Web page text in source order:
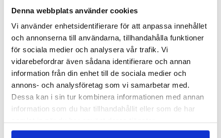
Denna webbplats använder cookies
Vi använder enhetsidentifierare för att anpassa innehållet
och annonserna till användarna, tillhandahålla funktioner
för sociala medier och analysera vår trafik. Vi
vidarebefordrar även sådana identifierare och annan
information från din enhet till de sociala medier och
annons- och analysföretag som vi samarbetar med.
Dessa kan i sin tur kombinera informationen med annan
information som du har tillhandahållit eller som de har
Fiskehatt - Bubbel
59 kr39 kr
KÖP
Presentförpackning strumpor -
Cute cat in box
149 kr79 kr
VÄLJ
- 71%